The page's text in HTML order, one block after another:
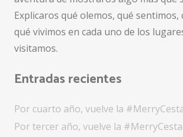
Explicaros qué olemos, qué sentimos,
qué vivimos en cada uno de los
visitamos.
Entradas recientes
Por cuarto año, vuelve la
Por tercer año, vuelve la #MerryCesta